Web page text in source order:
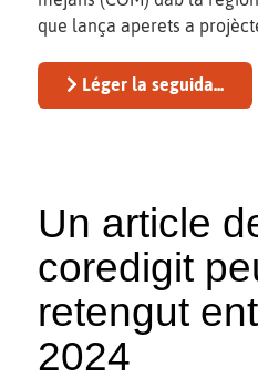
que lança aperets a
Léger la seguida...
Un article
coredigit
retengut
2024